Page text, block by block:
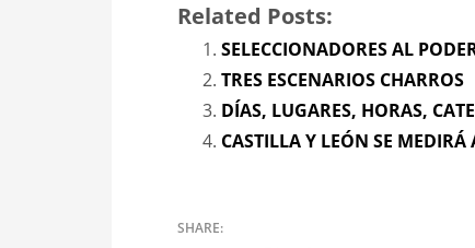
Related Posts:
SELECCIONADORES AL
TRES ESCENARIOS CHARROS
DÍAS, LUGARES, HORAS,
CASTILLA Y LEÓN SE